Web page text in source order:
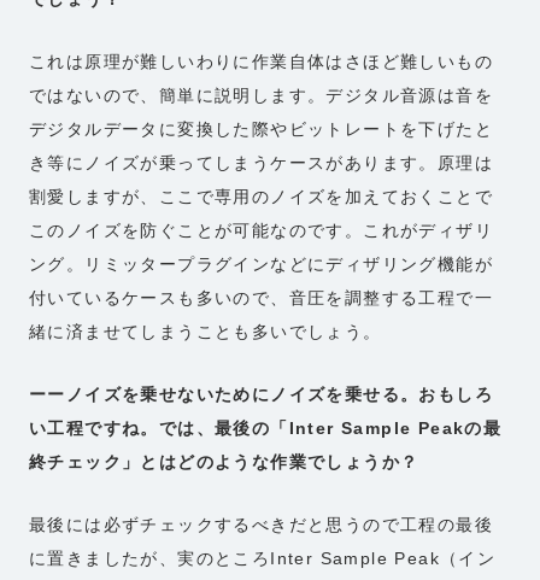
これは原理が難しいわりに作業自体はさほど難しいもの
ではないので、簡単に説明します。デジタル音源は音を
デジタルデータに変換した際やビットレートを下げたと
き等にノイズが乗ってしまうケースがあります。原理は
割愛しますが、ここで専用のノイズを加えておくことで
このノイズを防ぐことが可能なのです。これがディザリ
ング。リミッタープラグインなどにディザリング機能が
付いているケースも多いので、音圧を調整する工程で一
緒に済ませてしまうことも多いでしょう。
ーーノイズを乗せないためにノイズを乗せる。おもしろ
い工程ですね。では、最後の「Inter Sample Peakの最
終チェック」とはどのような作業でしょうか？
最後には必ずチェックするべきだと思うので工程の最後
に置きましたが、実のところInter Sample Peak（イン